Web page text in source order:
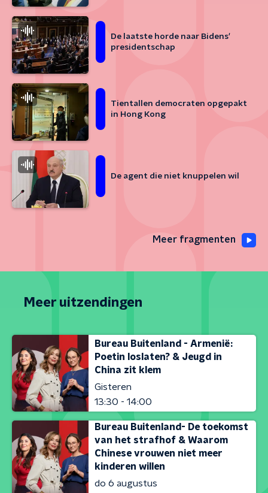
De laatste horde naar Bidens'
presidentschap
Tientallen democraten opgepakt
in Hong Kong
De agent die niet knuppelen wil
Meer fragmenten
Meer uitzendingen
Bureau Buitenland - Armenië:
Poetin loslaten? & Jeugd in
China zit klem
Gisteren
13:30 - 14:00
Bureau Buitenland- De toekomst
van het strafhof & Waarom
Chinese vrouwen niet meer
kinderen willen
do 6 augustus